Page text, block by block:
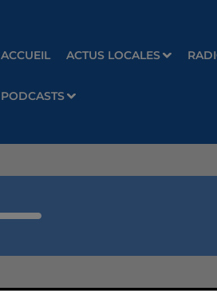
ACCUEIL ACTUS LOCALES
PODCASTS